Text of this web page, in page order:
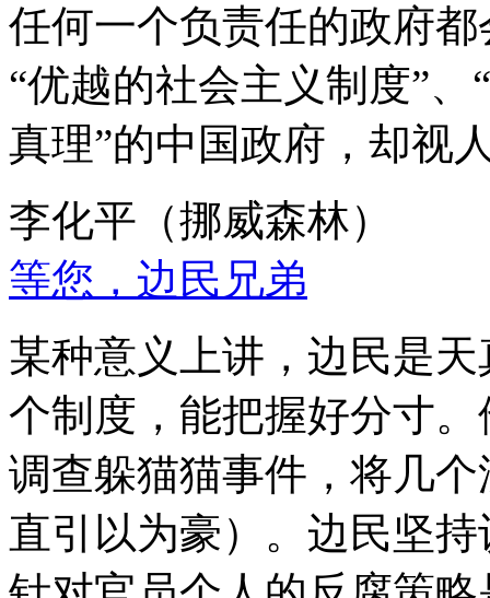
任何一个负责任的政府
“优越的社会主义制度”
真理”的中国政府，却视
李化平（挪威森林）
等您，边民兄弟
某种意义上讲，边民是
个制度，能把握好分寸
调查躲猫猫事件，将几
直引以为豪）。边民坚